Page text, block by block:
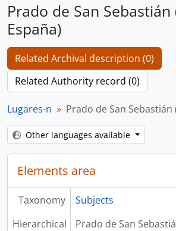
Prado de San Sebastián
España)
Related Archival description (0)
Related Authority record (0)
Lugares-n Prado de San Sebastián
Other languages available
Elements area
Taxonomy
Subjects
Hierarchical
Prado de San